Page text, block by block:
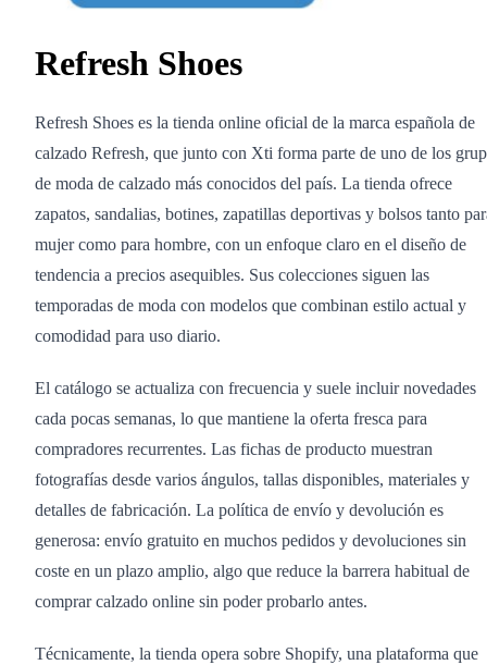
Refresh Shoes
Refresh Shoes es la tienda online oficial de la marca española de
calzado Refresh, que junto con Xti forma parte de uno de los
de moda de calzado más conocidos del país. La tienda ofrece
zapatos, sandalias, botines, zapatillas deportivas y bolsos tanto
mujer como para hombre, con un enfoque claro en el diseño de
tendencia a precios asequibles. Sus colecciones siguen las
temporadas de moda con modelos que combinan estilo actual y
comodidad para uso diario.
El catálogo se actualiza con frecuencia y suele incluir novedades
cada pocas semanas, lo que mantiene la oferta fresca para
compradores recurrentes. Las fichas de producto muestran
fotografías desde varios ángulos, tallas disponibles, materiales y
detalles de fabricación. La política de envío y devolución es
generosa: envío gratuito en muchos pedidos y devoluciones sin
coste en un plazo amplio, algo que reduce la barrera habitual de
comprar calzado online sin poder probarlo antes.
Técnicamente, la tienda opera sobre Shopify, una plataforma que